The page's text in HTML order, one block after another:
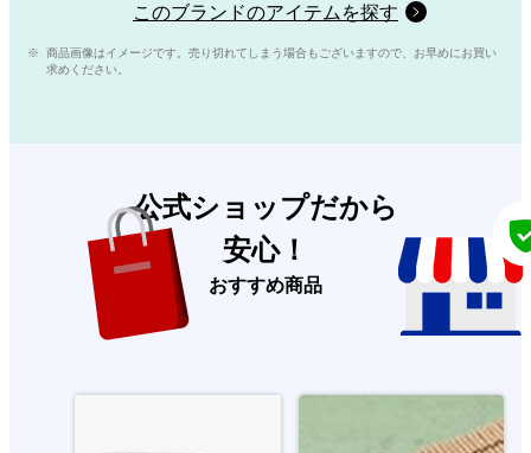
このブランドのアイテムを探す
商品画像はイメージです。売り切れてしまう場合もございますので、お早めにお買い
求めください。
公式ショップだから
安心！
おすすめ商品